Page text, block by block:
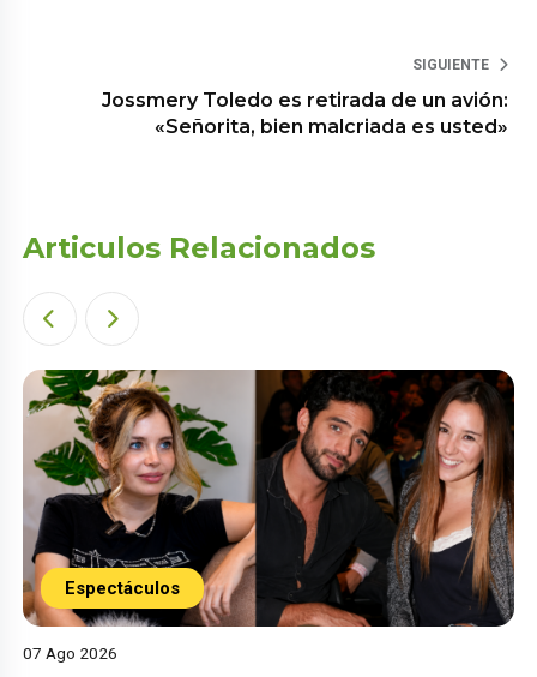
SIGUIENTE
Jossmery Toledo es retirada de un avión:
«Señorita, bien malcriada es usted»
Articulos Relacionados
Espectáculos
07 Ago 2026